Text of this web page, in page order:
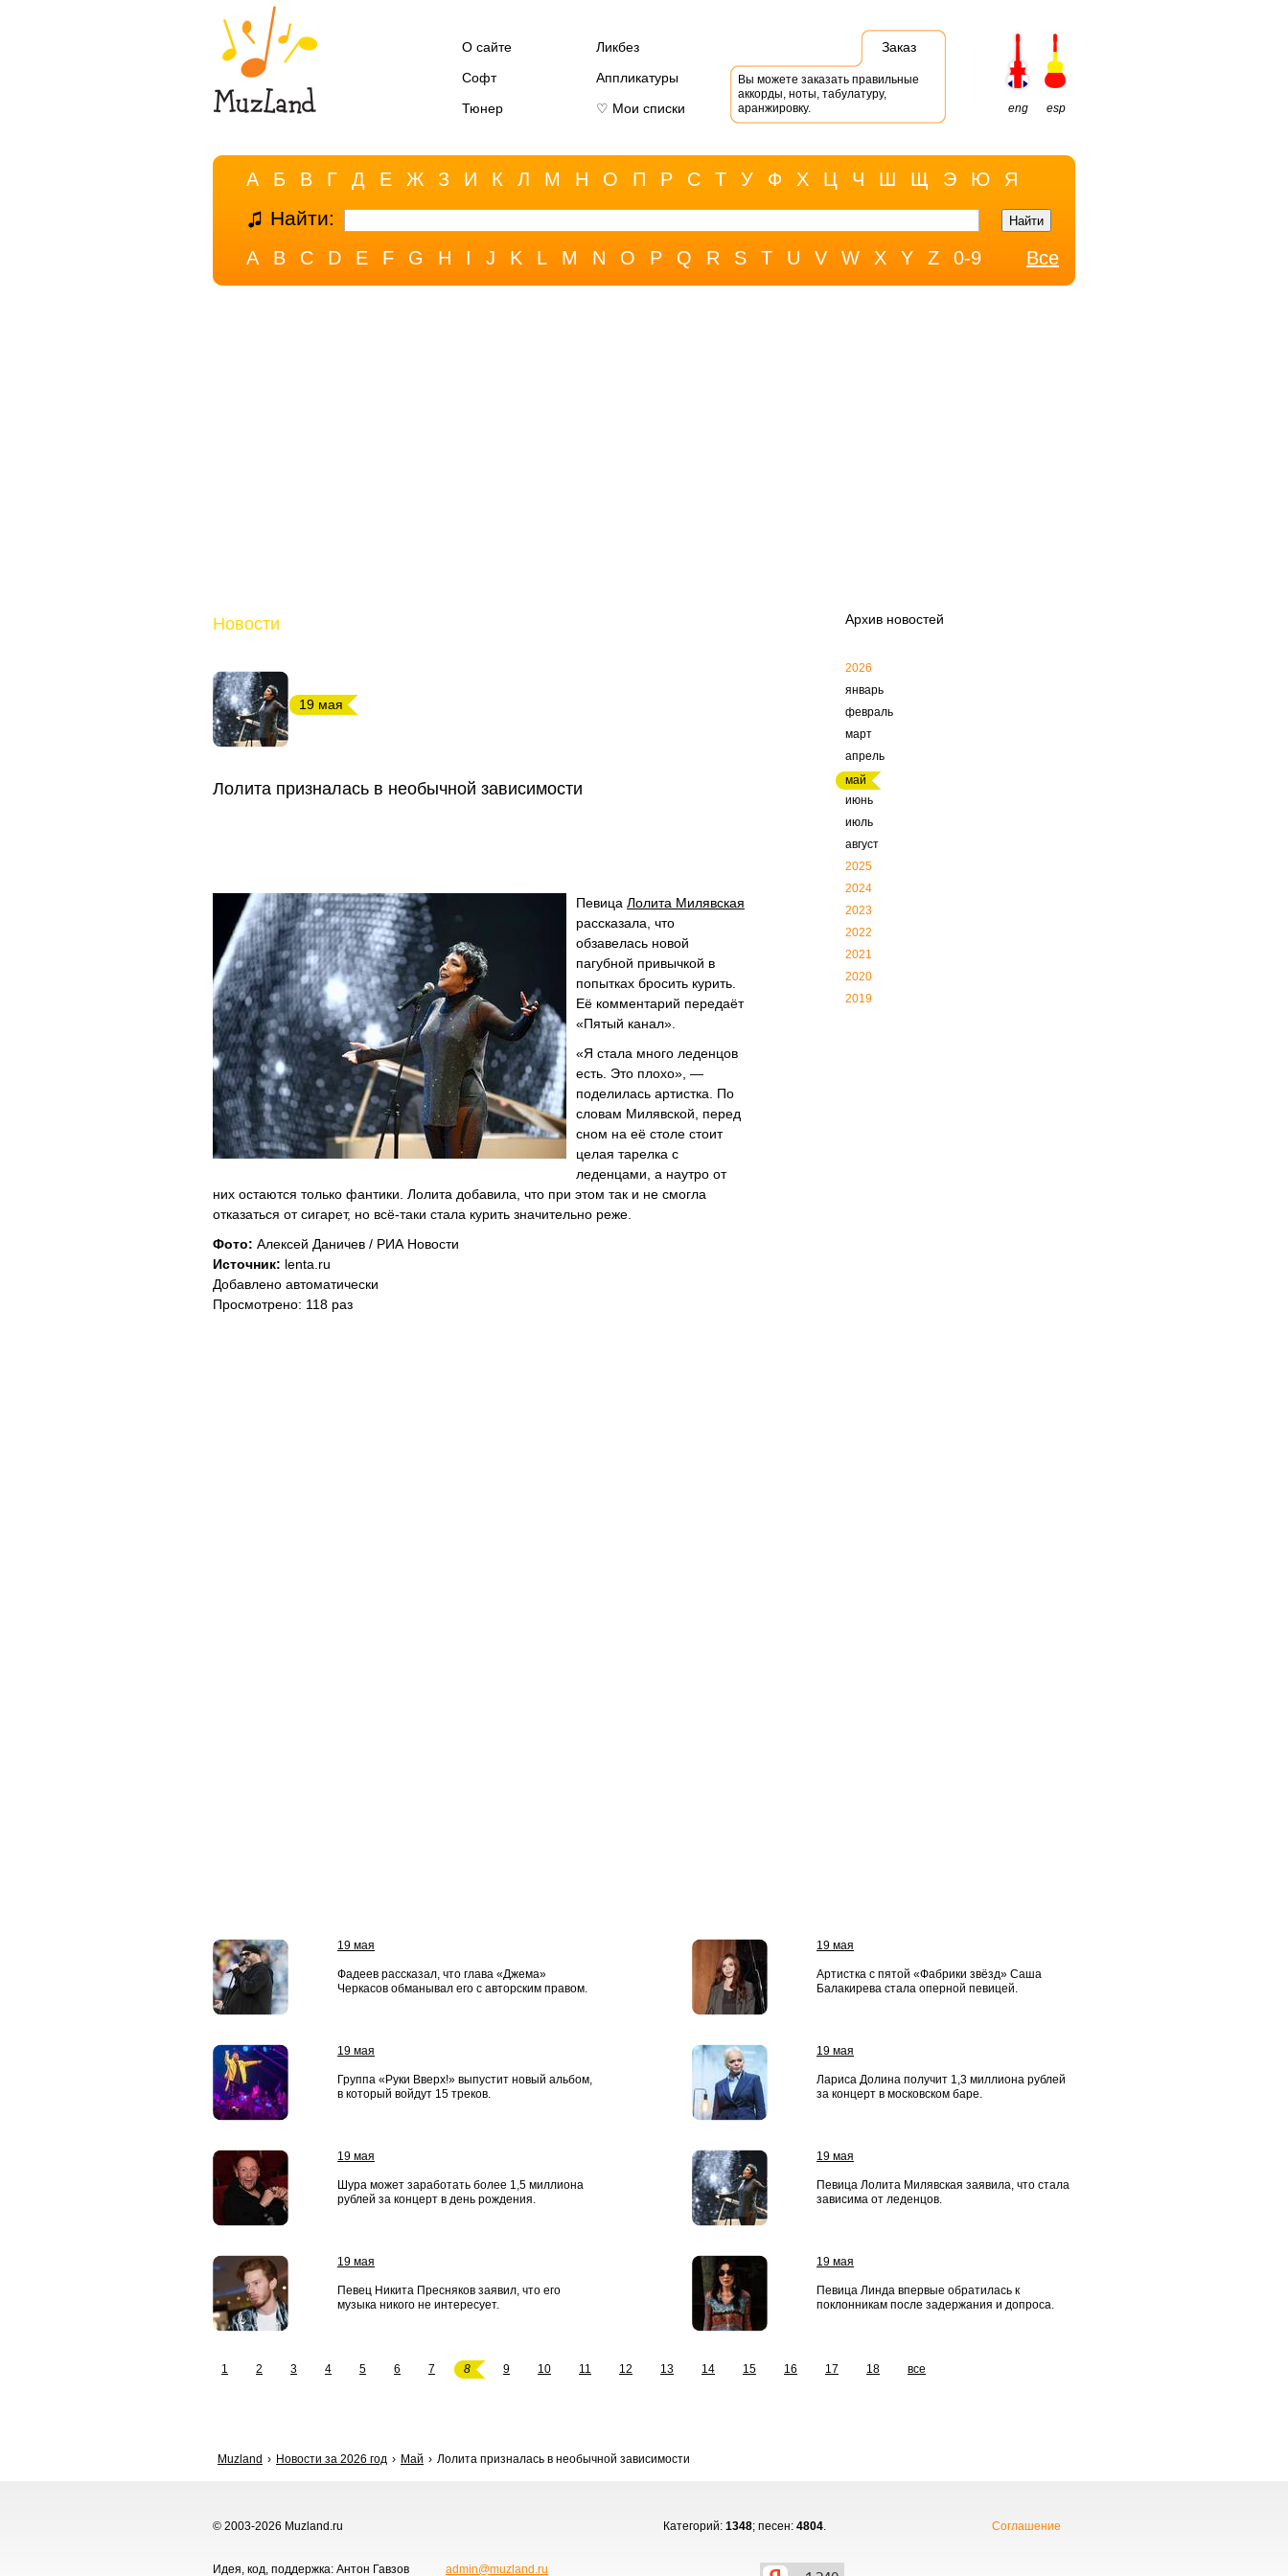
О сайте
Ликбез
Софт
Аппликатуры
Тюнер
♡ Мои списки
Заказ
Вы можете заказать правильные
аккорды, ноты, табулатуру,
аранжировку.
eng esp
А Б В Г Д Е Ж З И К Л М Н О П Р С Т У Ф Х Ц Ч Ш Щ Э Ю Я
Найти:
A B C D E F G H I J K L M N O P Q R S T U V W X Y Z 0-9 Все
Новости
19 мая
Лолита призналась в необычной зависимости
Певица Лолита Милявская
рассказала, что
обзавелась новой
пагубной привычкой в
попытках бросить курить.
Её комментарий передаёт
«Пятый канал».
«Я стала много леденцов
есть. Это плохо», —
поделилась артистка. По
словам Милявской, перед
сном на её столе стоит
целая тарелка с
леденцами, а наутро от
них остаются только фантики. Лолита добавила, что при этом так и не смогла
отказаться от сигарет, но всё-таки стала курить значительно реже.
Фото: Алексей Даничев / РИА Новости
Источник: lenta.ru
Добавлено автоматически
Просмотрено: 118 раз
Архив новостей
2026
январь
февраль
март
апрель
май
июнь
июль
август
2025
2024
2023
2022
2021
2020
2019
19 мая
Фадеев рассказал, что глава «Джема»
Черкасов обманывал его с авторским правом.
19 мая
Артистка с пятой «Фабрики звёзд» Саша
Балакирева стала оперной певицей.
19 мая
Группа «Руки Вверх!» выпустит новый альбом,
в который войдут 15 треков.
19 мая
Лариса Долина получит 1,3 миллиона рублей
за концерт в московском баре.
19 мая
Шура может заработать более 1,5 миллиона
рублей за концерт в день рождения.
19 мая
Певица Лолита Милявская заявила, что стала
зависима от леденцов.
19 мая
Певец Никита Пресняков заявил, что его
музыка никого не интересует.
19 мая
Певица Линда впервые обратилась к
поклонникам после задержания и допроса.
1 2 3 4 5 6 7 8 9 10 11 12 13 14 15 16 17 18 все
Muzland Новости за 2026 год Май Лолита призналась в необычной зависимости
© 2003-2026 Muzland.ru Категорий: 1348; песен: 4804. Соглашение
Идея, код, поддержка: Антон Гавзов admin@muzland.ru